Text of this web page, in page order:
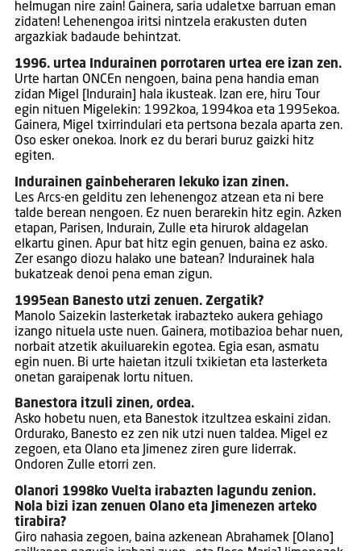
helmugan nire zain! Gainera, saria udaletxe barruan eman
zidaten! Lehenengoa iritsi nintzela erakusten duten
argazkiak badaude behintzat.
1996. urtea Indurainen porrotaren urtea ere izan zen.
Urte hartan ONCEn nengoen, baina pena handia eman
zidan Migel [Indurain] hala ikusteak. Izan ere, hiru Tour
egin nituen Migelekin: 1992koa, 1994koa eta 1995ekoa.
Gainera, Migel txirrindulari eta pertsona bezala aparta zen.
Oso esker onekoa. Inork ez du berari buruz gaizki hitz
egiten.
Indurainen gainbeheraren lekuko izan zinen.
Les Arcs-en gelditu zen lehenengoz atzean eta ni bere
talde berean nengoen. Ez nuen berarekin hitz egin. Azken
etapan, Parisen, Indurain, Zulle eta hirurok aldagelan
elkartu ginen. Apur bat hitz egin genuen, baina ez asko.
Zer esango diozu halako une batean? Indurainek hala
bukatzeak denoi pena eman zigun.
1995ean Banesto utzi zenuen. Zergatik?
Manolo Saizekin lasterketak irabazteko aukera gehiago
izango nituela uste nuen. Gainera, motibazioa behar nuen,
norbait atzetik akuiluarekin egotea. Egia esan, asmatu
egin nuen. Bi urte haietan itzuli txikietan eta lasterketa
onetan garaipenak lortu nituen.
Banestora itzuli zinen, ordea.
Asko hobetu nuen, eta Banestok itzultzea eskaini zidan.
Ordurako, Banesto ez zen nik utzi nuen taldea. Migel ez
zegoen, eta Olano eta Jimenez ziren gure liderrak.
Ondoren Zulle etorri zen.
Olanori 1998ko Vuelta irabazten lagundu zenion.
Nola bizi izan zenuen Olano eta Jimenezen arteko
tirabira?
Giro nahasia zegoen, baina azkenean Abrahamek [Olano]